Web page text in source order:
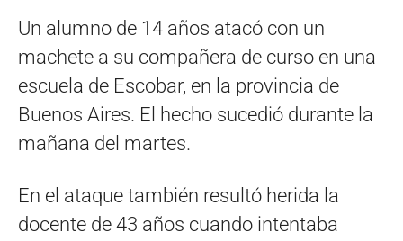
Un alumno de 14 años atacó con un
machete a su compañera de curso en una
escuela de Escobar, en la provincia de
Buenos Aires. El hecho sucedió durante la
mañana del martes.
En el ataque también resultó herida la
docente de 43 años cuando intentaba